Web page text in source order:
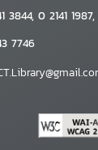
3844, 0 2141
7746